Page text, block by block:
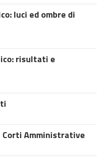
luci ed ombre di
risultati e
Corti Amministrative